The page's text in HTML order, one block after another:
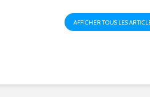
AFFICHER TOUS LES